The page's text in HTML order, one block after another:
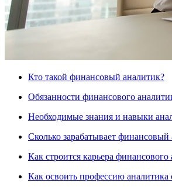
Кто такой финансовый аналитик?
Обязанности финансового
Необходимые знания и навыки
Сколько зарабатывает финансовый
Как строится карьера финансового
Как освоить профессию аналитика